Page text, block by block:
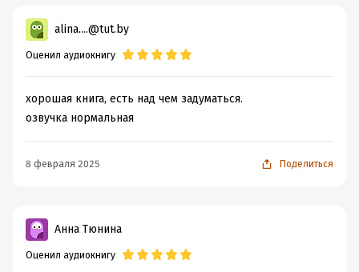
alina....@tut.by
Оценил аудиокнигу
хорошая книга, есть над чем задуматься.
озвучка нормальная
8 февраля 2025 Поделиться
Анна Тюнина
Оценил аудиокнигу